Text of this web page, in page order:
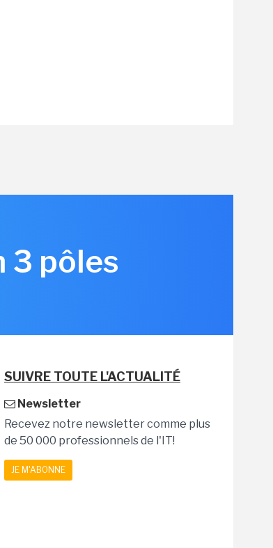
3 pôles
SUIVRE TOUTE L'ACTUALITÉ
Newsletter
Recevez notre newsletter comme plus
de 50 000 professionnels de l'IT!
JE M'ABONNE